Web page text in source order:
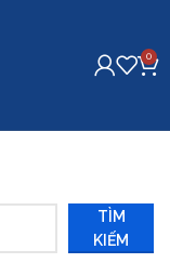
0
TÌM
KIẾM